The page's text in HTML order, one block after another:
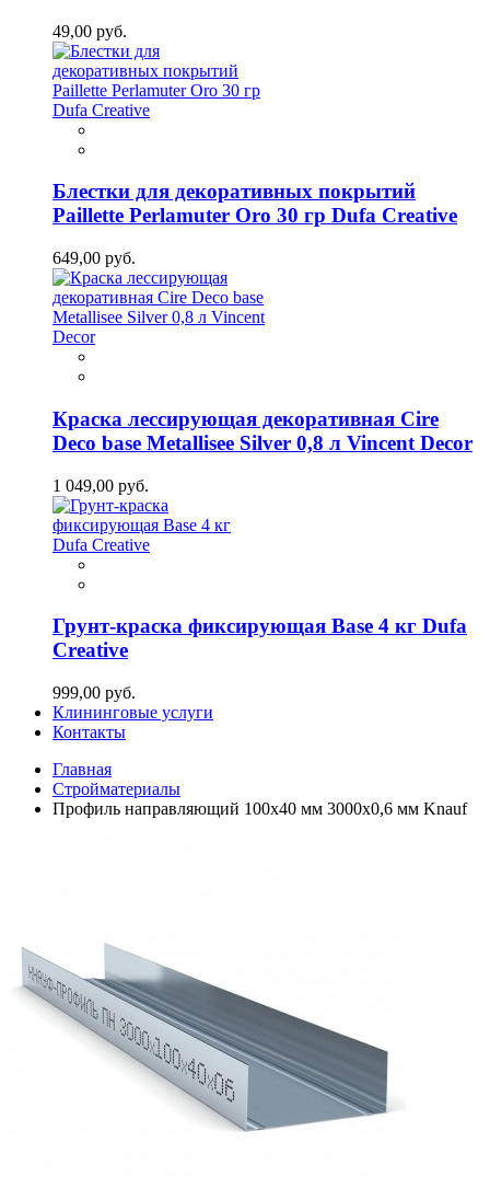
49,00 руб.
Блестки для декоративных покрытий
Paillette Perlamuter Oro 30 гр Dufa Creative
649,00 руб.
Краска лессирующая декоративная Cire
Deco base Metallisee Silver 0,8 л Vincent Decor
1 049,00 руб.
Грунт-краска фиксирующая Base 4 кг Dufa
Creative
999,00 руб.
Клининговые услуги
Контакты
Главная
Стройматериалы
Профиль направляющий 100х40 мм 3000х0,6 мм Knauf